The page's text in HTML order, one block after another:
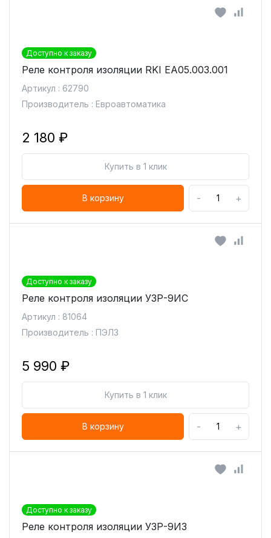
Доступно к заказу
Реле контроля изоляции RKI ЕА05.003.001
Артикул : 62790
Производитель : Евроавтоматика
2 180 ₽
Купить в 1 клик
В корзину - +
Доступно к заказу
Реле контроля изоляции УЗР-9ИС
Артикул : 81064
Производитель : ПЭЛЗ
5 990 ₽
Купить в 1 клик
В корзину - +
Доступно к заказу
Реле контроля изоляции УЗР-9ИЗ